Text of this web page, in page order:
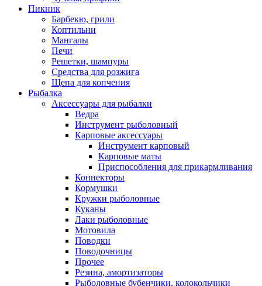
Пикник
Барбекю, грили
Коптильни
Мангалы
Печи
Решетки, шампуры
Средства для розжига
Щепа для копчения
Рыбалка
Аксессуары для рыбалки
Ведра
Инструмент рыболовный
Карповые аксессуары
Инструмент карповый
Карповые маты
Приспособления для прикармливания
Коннекторы
Кормушки
Кружки рыболовные
Куканы
Лаки рыболовные
Мотовила
Поводки
Поводочницы
Прочее
Резина, амортизаторы
Рыболовные бубенчики, колокольчики